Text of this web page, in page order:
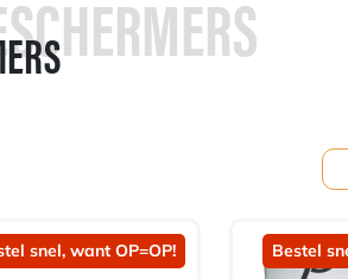
snel, want OP=OP! Bestel